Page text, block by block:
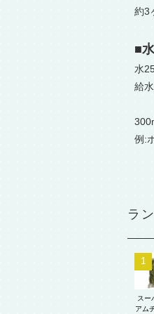
約3
■
水
給
例:
ラ
1
スー
アム